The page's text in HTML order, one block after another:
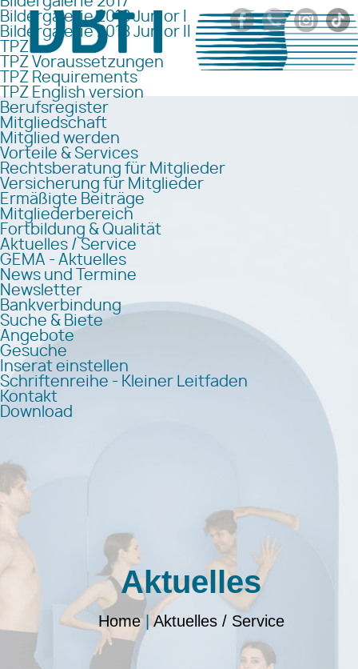
Bildergalerie 2018 Junior I
Bildergalerie 2018 Junior II
TPZ
TPZ Voraussetzungen
TPZ Requirements
TPZ English version
Berufsregister
Mitgliedschaft
Mitglied werden
Vorteile & Services
Rechtsberatung für Mitglieder
Versicherung für Mitglieder
Ermäßigte Beiträge
Mitgliederbereich
Fortbildung & Qualität
Aktuelles / Service
GEMA - Aktuelles
News und Termine
Newsletter
Bankverbindung
Suche & Biete
Angebote
Gesuche
Inserat einstellen
Schriftenreihe - Kleiner Leitfaden
Kontakt
Download
Aktuelles
Home| Aktuelles / Service